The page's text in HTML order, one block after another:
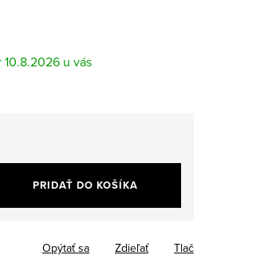
10.8.2026
PRIDAŤ DO KOŠÍKA
Tlač
Opýtať sa Zdieľať